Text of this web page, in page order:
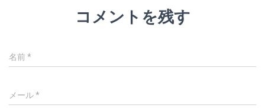
コメントを残す
名前*
メール*